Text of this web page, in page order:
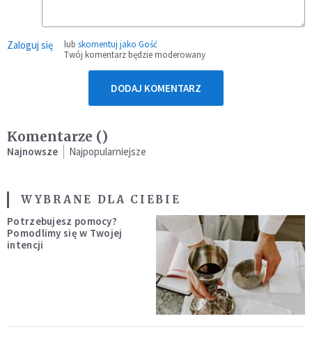
Zaloguj się lub skomentuj jako Gość
Twój komentarz będzie moderowany
DODAJ KOMENTARZ
Komentarze ()
Najnowsze Najpopularniejsze
WYBRANE DLA CIEBIE
Potrzebujesz pomocy?
Pomodlimy się w Twojej
intencji